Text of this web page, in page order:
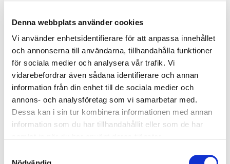
Denna webbplats använder cookies
Vi använder enhetsidentifierare för att anpassa innehållet
och annonserna till användarna, tillhandahålla funktioner
för sociala medier och analysera vår trafik. Vi
vidarebefordrar även sådana identifierare och annan
information från din enhet till de sociala medier och
annons- och analysföretag som vi samarbetar med.
Dessa kan i sin tur kombinera informationen med annan
information som du har tillhandahållit eller som de har
När du tankar med Volvokort, Renaultkort, Carpaykort och
Carpay-appen. på Tanka.
VOLVOKORTSRABATT och BONUS på TANKA!
Utöver det redan låga skyltade priset på Tankastationerna
införde
vi rabatt när du tankar
Volvokort/CarPaykort/Carpay-app på Tanka
rabatten avdragen ser du i pumpens prisfönster. Rabatten
gäller också på bemannade stationer hos OKQ8.